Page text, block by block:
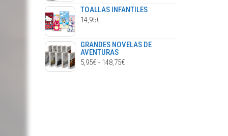
TOALLAS INFANTILES
14,95€
GRANDES NOVELAS DE
AVENTURAS
5,95€ - 148,75€RANGO